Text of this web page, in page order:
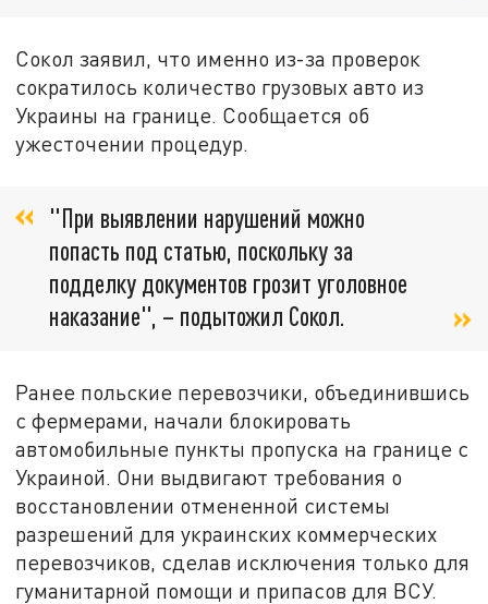
Сокол заявил, что именно из-за проверок
сократилось количество грузовых авто из
Украины на границе. Сообщается об
ужесточении процедур.
"При выявлении нарушений можно
попасть под статью, поскольку за
подделку документов грозит уголовное
наказание", – подытожил Сокол.
Ранее польские перевозчики, объединившись
с фермерами, начали блокировать
автомобильные пункты пропуска на границе с
Украиной. Они выдвигают требования о
восстановлении отмененной системы
разрешений для украинских коммерческих
перевозчиков, сделав исключения только для
гуманитарной помощи и припасов для ВСУ.